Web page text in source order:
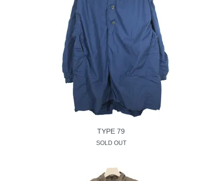
TYPE 79
SOLD OUT